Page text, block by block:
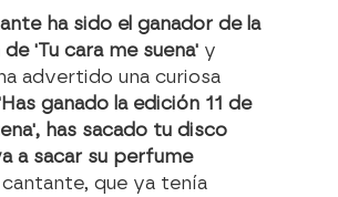
ha sido el ganador de la
'Tu cara me suena' y
advertido una curiosa
ganado la edición 11 de
has sacado tu disco
a sacar su perfume
cantante, que ya tenía